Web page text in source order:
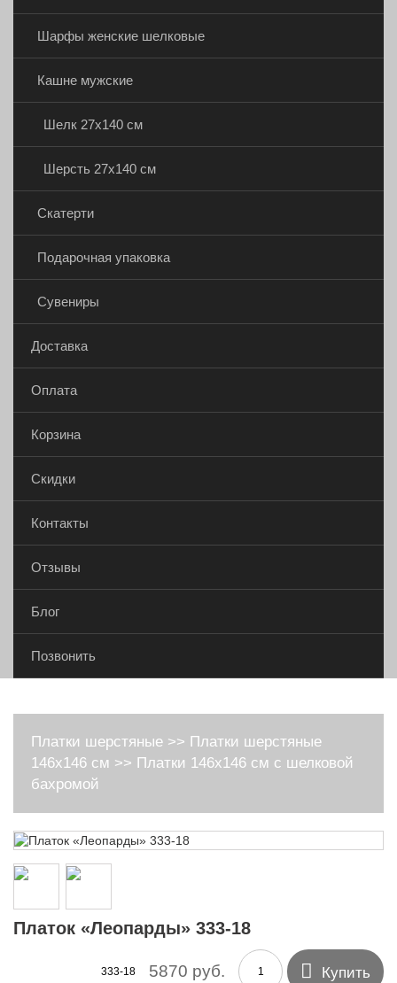
Шарфы женские шелковые
Кашне мужские
Шелк 27х140 см
Шерсть 27х140 см
Скатерти
Подарочная упаковка
Сувениры
Доставка
Оплата
Корзина
Скидки
Контакты
Отзывы
Блог
Позвонить
Платки шерстяные >> Платки шерстяные
146х146 см >> Платки 146х146 см с шелковой
бахромой
Платок «Леопарды» 333-18
333-18 5870 руб.  Купить